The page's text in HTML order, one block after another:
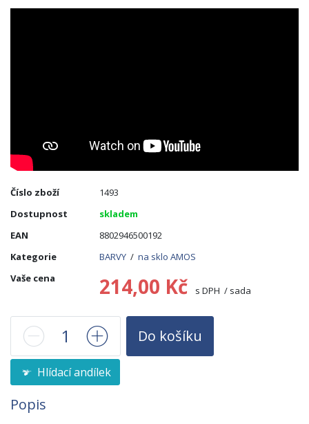
Číslo zboží
1493
Dostupnost
skladem
EAN
8802946500192
Kategorie
BARVY / na sklo AMOS
Vaše cena
214,00 Kč s DPH / sada
Do košíku
Hlídací andílek
Popis